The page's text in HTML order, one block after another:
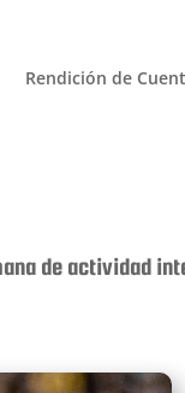
Rendición de
de actividad